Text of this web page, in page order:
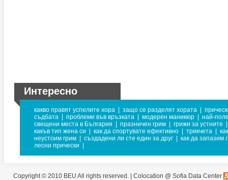
Интересно
какво правят успелите хора защо се разделят хората
съдбата
проблеми във връзката модерен маникюр
най-
свещени места в България
празничен грим грижи за устните
какъв тип жена си
как да спортувате ефективно трикчета
неустоим грим
създадени ли сте един за друг
как да запазим
лесни прически
Copyright © 2010 BEU All rights reserved. | Colocation @ Sofia Data Center